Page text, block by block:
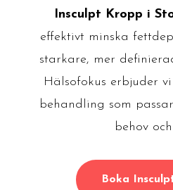
Insculpt Kropp i
effektivt minska
starkare, mer
Hälsofokus erbjuder
behandling som
behov
Boka